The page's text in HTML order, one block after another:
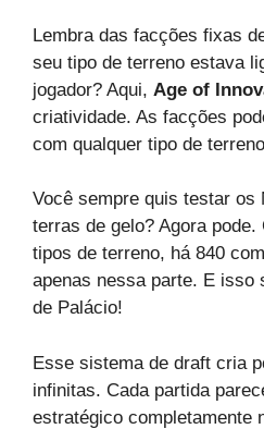
Lembra das facções fixas
seu tipo de terreno estava
jogador? Aqui, Age of
criatividade. As facções
com qualquer tipo de
Você sempre quis testar os
terras de gelo? Agora
tipos de terreno, há 840
apenas nessa parte. E isso
de Palácio!
Esse sistema de draft cria
infinitas. Cada partida
estratégico completamente